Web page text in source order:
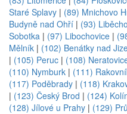
Staré Splavy | (89) Mnichovo
Budyně nad Ohří | (93)
Sobotka | (97) Libochovice |
Mělník | (102) Benátky nad
| (105) Peruc | (108)
(110) Nymburk | (111)
(117) Poděbrady | (118)
| (123) Český Brod | (124)
(128) Jílové u Prahy | (129)